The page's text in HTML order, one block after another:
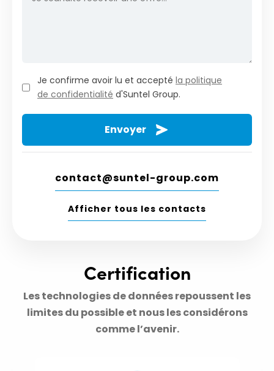
Je confirme avoir lu et accepté la politique
de confidentialité d'Suntel Group.
contact@suntel-group.com
Afficher tous les contacts
Certification
Les technologies de données repoussent les
limites du possible et nous les considérons
comme l’avenir.